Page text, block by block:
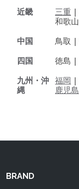
近畿
三重 |
和歌山
中国
鳥取 |
四国
徳島 |
九州・沖
縄
福岡 |
鹿児島
BRAND